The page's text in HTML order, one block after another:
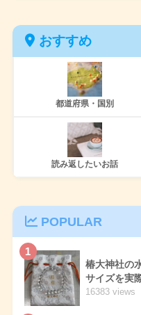
おすすめ
都道府県・国別
読み返したいお話
POPULAR
1
椿大神社の
サイズを実
16383 views